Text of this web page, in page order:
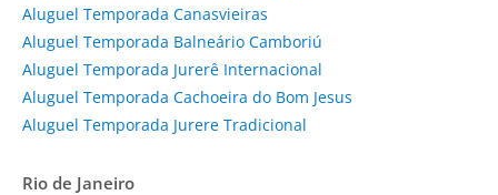
Aluguel Temporada Canasvieiras
Aluguel Temporada Balneário Camboriú
Aluguel Temporada Jurerê Internacional
Aluguel Temporada Cachoeira do Bom Jesus
Aluguel Temporada Jurere Tradicional
Rio de Janeiro